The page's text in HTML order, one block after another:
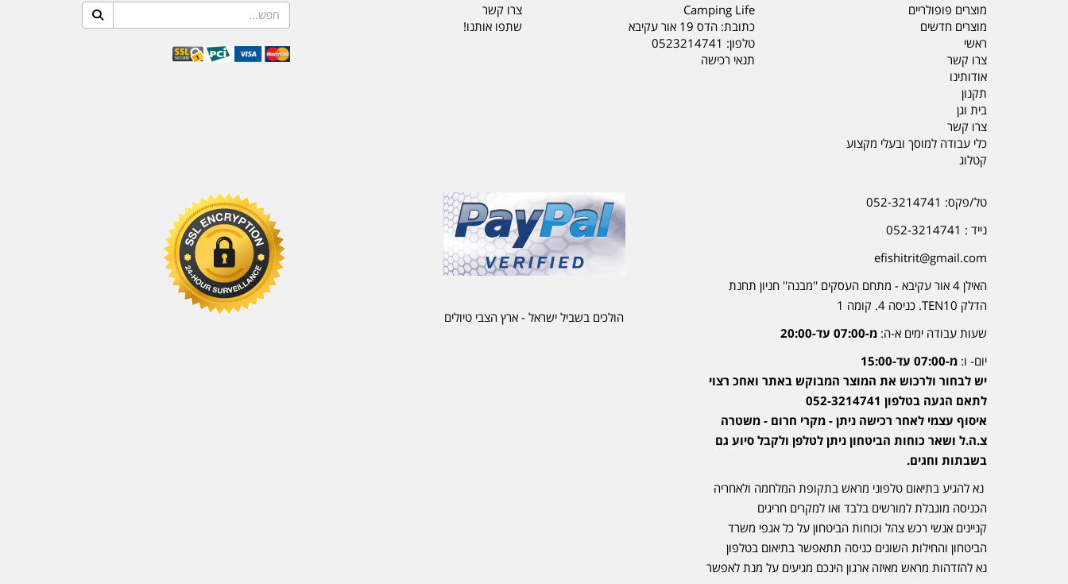
מוצרים פופולריים
מוצרים חדשים
ראשי
צרו קשר
אודותינו
תקנון
בית וגן
צרו קשר
כלי עבודה למוסך ובעלי מקצוע
קטלוג
Camping Life
כתובת: הדס 19 אור עקיבא
טלפון: 0523214741
תנאי רכישה
צרו קשר
שתפו אותנו!
טל/פקס: 052-3214741
נייד : 052-3214741
efishitrit@gmail.com
האילן 4 אור עקיבא - מתחם העסקים ''מבנה'' חניון תחנת
הדלק TEN10. כניסה 4. קומה 1
שעות עבודה ימים א-ה: מ-07:00 עד-20:00
יום- ו: מ-07:00 עד-15:00
יש לבחור ולרכוש את המוצר המבוקש באתר ואחכ רצוי
לתאם הגעה בטלפון 052-3214741
איסוף עצמי לאחר רכישה ניתן - מקרי חרום - משטרה
צ.ה.ל ושאר כוחות הביטחון ניתן לטלפן ולקבל סיוע גם
בשבתות וחגים.
נא להגיע בתיאום טלפוני מראש בתקופת המלחמה ולאחריה
הכניסה מוגבלת למורשים בלבד ואו למקרים חריגים
קניינים אנשי רכש צהל וכוחות הביטחון על כל אגפי משרד
הביטחון והחילות השונים כניסה תתאפשר בתיאום בטלפון
נא להזדהות מראש מאיזה ארגון הינכם מגיעים על מנת לאפשר
הולכים בשביל ישראל - ארץ הצבי טיולים